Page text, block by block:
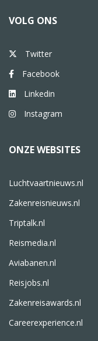
VOLG ONS
Twitter
Facebook
Linkedin
Instagram
ONZE WEBSITES
Luchtvaartnieuws.nl
Zakenreisnieuws.nl
Triptalk.nl
Reismedia.nl
Aviabanen.nl
Reisjobs.nl
Zakenreisawards.nl
Careerexperience.nl